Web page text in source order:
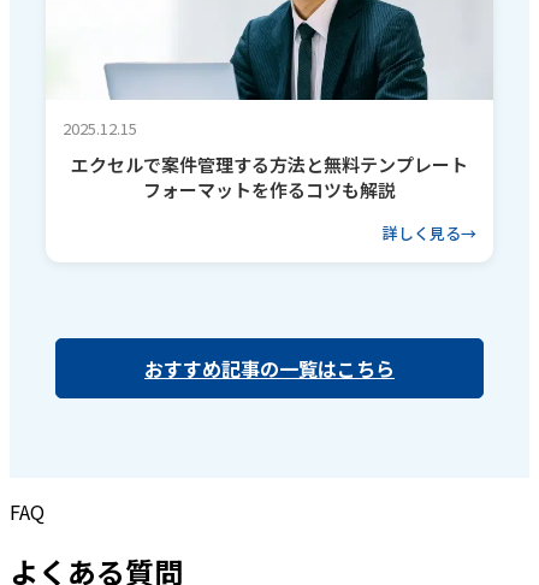
2025.12.15
エクセルで案件管理する方法と無料テンプレート
フォーマットを作るコツも解説
詳しく見る
おすすめ記事の一覧はこちら
FAQ
よくある質問